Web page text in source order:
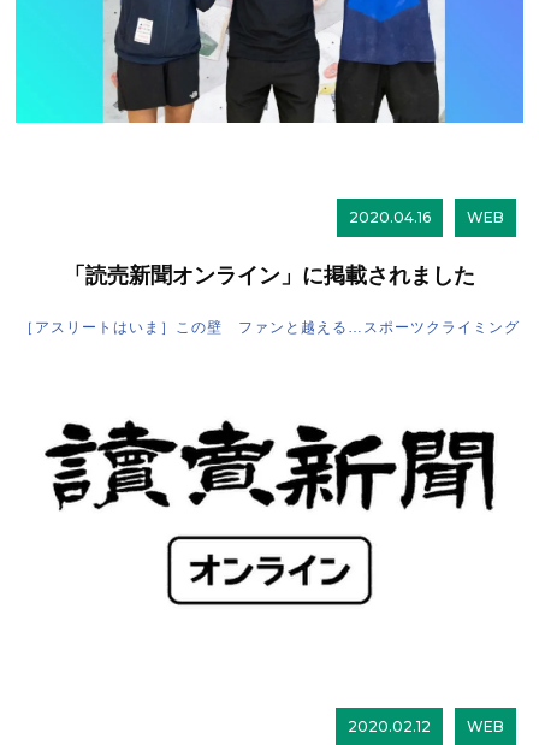
2020.04.16 WEB
「読売新聞オンライン」に掲載されました
［アスリートはいま］この壁 ファンと越える…スポーツクライミング
2020.02.12 WEB